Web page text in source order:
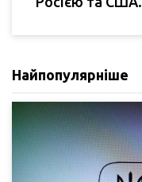
Найпопулярніше